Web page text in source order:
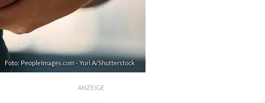
Foto: PeopleImages.com - Yuri A/Shutterstock
ANZEIGE